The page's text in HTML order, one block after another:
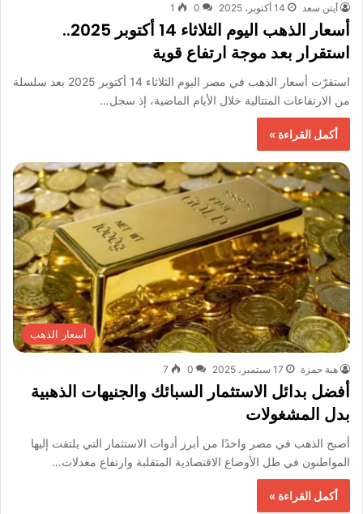
أيتن سعد 14 أكتوبر، 2025 0
1
أسعار الذهب اليوم الثلاثاء 14 أكتوبر 2025..
استقرار بعد موجة ارتفاع قوية
استقرّت أسعار الذهب في مصر اليوم الثلاثاء 14 أكتوبر 2025 بعد سلسلة
من الارتفاعات المتتالية خلال الأيام الماضية، إذ سجل…
أكمل القراءة »
أسعار الذهب
هبة حمزة 17 سبتمبر، 2025 0
7
أفضل بدائل الاستثمار السبائك والجنيهات الذهبية
بدل المشغولات
أصبح الذهب في مصر واحدًا من أبرز أدوات الاستثمار التي يلتفت إليها
المواطنون في ظل الأوضاع الاقتصادية المتقلبة وارتفاع معدلات…
أكمل القراءة »